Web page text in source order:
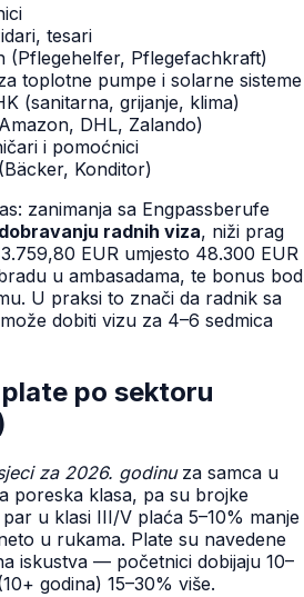
tesari
(Pflegehelfer, Pflegefachkraft)
toplotne pumpe i solarne sisteme
(sanitarna, grijanje, klima)
DHL, Zalando)
i pomoćnici
Konditor)
zanimanja sa Engpassberufe
radnih viza, niži prag
EUR umjesto 48.300 EUR
u ambasadama, te bonus bod
U praksi to znači da radnik sa
dobiti vizu za 4–6 sedmica
po sektoru
za 2026. godinuza samca u
poreska klasa, pa su brojke
u klasi III/V plaća 5–10% manje
u rukama. Plate su navedene
iskustva — početnici dobijaju 10–
godina) 15–30% više.